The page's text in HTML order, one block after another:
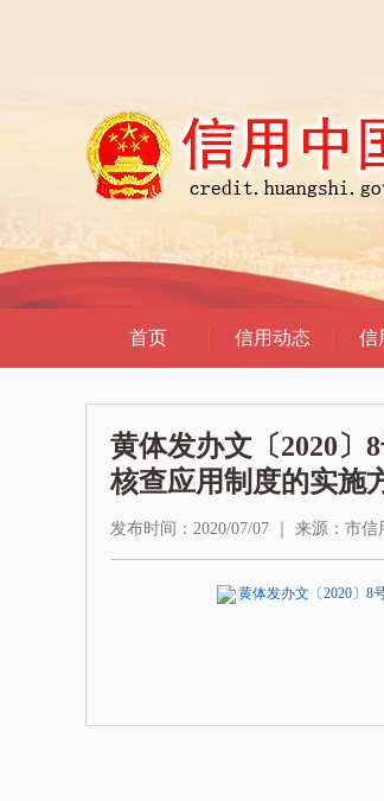
黄体发办文〔2020〕
核查应用制度的实施
发布时间：2020/07/07 来源：市信
黄体发办文〔2020〕8